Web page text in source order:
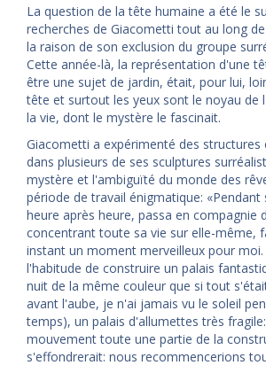
La question de la tête humaine a été le
recherches de Giacometti tout au long
la raison de son exclusion du groupe
Cette année-là, la représentation d'une
être une sujet de jardin, était, pour lui,
tête et surtout les yeux sont le noyau de
la vie, dont le mystère le fascinait.
Giacometti a expérimenté des structures
dans plusieurs de ses sculptures
mystère et l'ambiguïté du monde des
période de travail énigmatique: «Pendant
heure après heure, passa en compagnie
concentrant toute sa vie sur elle-même,
instant un moment merveilleux pour
l'habitude de construire un palais
nuit de la même couleur que si tout
avant l'aube, je n'ai jamais vu le soleil
temps), un palais d'allumettes très
mouvement toute une partie de la
s'effondrerait: nous recommencerions